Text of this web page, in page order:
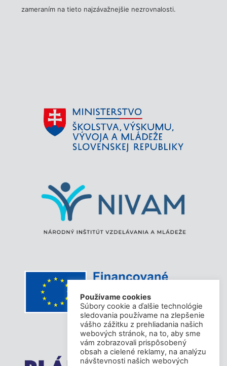
zameraním na tieto najzávažnejšie nezrovnalosti.
Používame cookies
Súbory cookie a ďalšie technológie
sledovania používame na zlepšenie
vášho zážitku z prehliadania našich
webových stránok, na to, aby sme
vám zobrazovali prispôsobený
obsah a cielené reklamy, na analýzu
návštevnosti našich webových